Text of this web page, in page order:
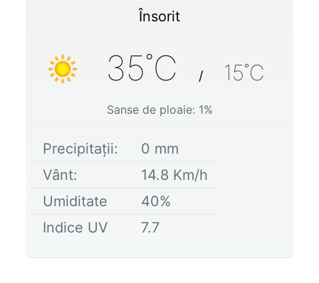
Însorit
35˚C / 15˚C
Sanse de ploaie: 1%
Precipitații: 0 mm
Vânt:
14.8 Km/h
Umiditate
40%
Indice UV
7.7